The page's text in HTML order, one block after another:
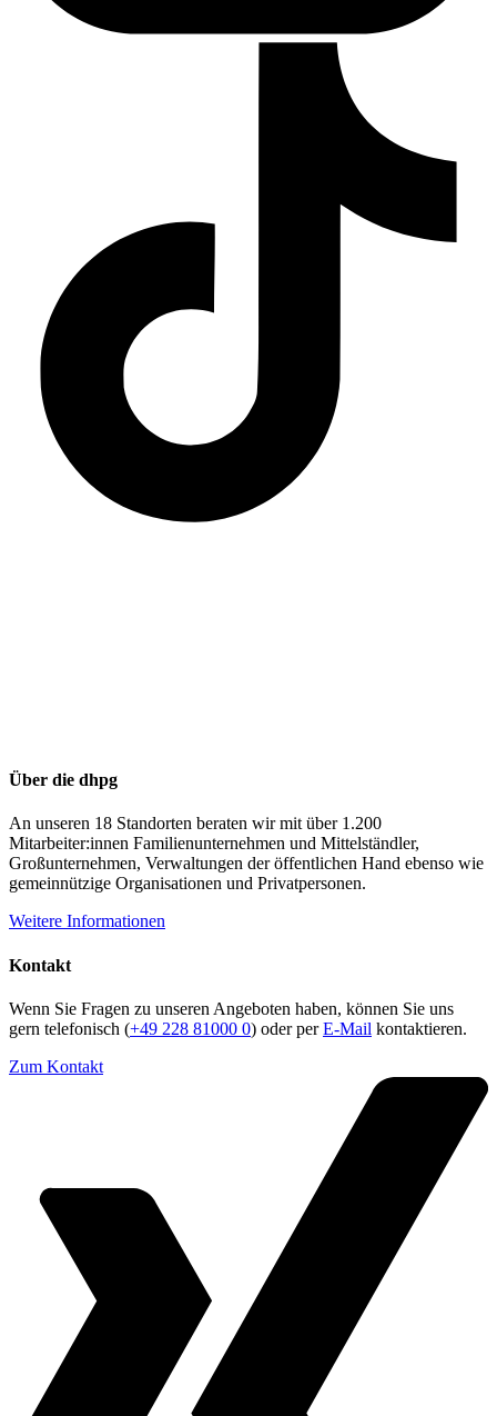
Über die dhpg
An unseren 18 Standorten beraten wir mit über 1.200
Mitarbeiter:innen Familienunternehmen und Mittelständler,
Großunternehmen, Verwaltungen der öffentlichen Hand ebenso wie
gemeinnützige Organisationen und Privatpersonen.
Weitere Informationen
Kontakt
Wenn Sie Fragen zu unseren Angeboten haben, können Sie uns
gern telefonisch (+49 228 81000 0) oder perE-Mail kontaktieren.
Zum Kontakt